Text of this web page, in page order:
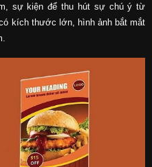
sự kiện để thu hút sự chú ý từ
kích thước lớn, hình ảnh bắt mắt